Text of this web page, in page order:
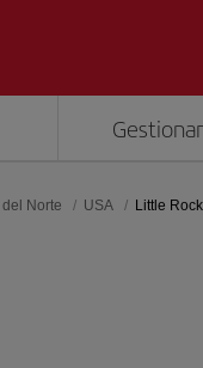
Norte USA Little Rock